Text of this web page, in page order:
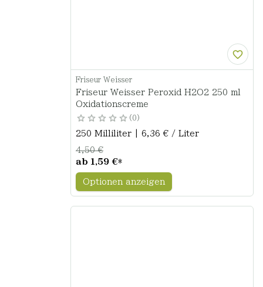
Friseur Weisser
Friseur Weisser Peroxid H2O2 250 ml
Oxidationscreme
0
250 Milliliter | 6,36 € / Liter
ab 1,59 €*
4,50 €
Optionen anzeigen